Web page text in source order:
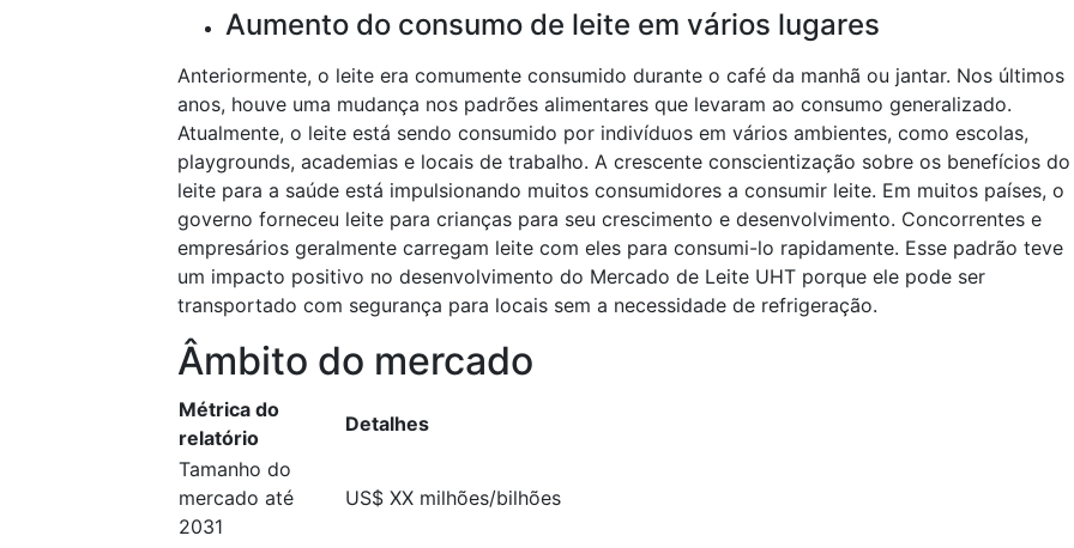
Aumento do consumo de leite em vários lugares
Anteriormente, o leite era comumente consumido durante o café da manhã ou jantar. Nos últimos
anos, houve uma mudança nos padrões alimentares que levaram ao consumo generalizado.
Atualmente, o leite está sendo consumido por indivíduos em vários ambientes, como escolas,
playgrounds, academias e locais de trabalho. A crescente conscientização sobre os benefícios do
leite para a saúde está impulsionando muitos consumidores a consumir leite. Em muitos países, o
governo forneceu leite para crianças para seu crescimento e desenvolvimento. Concorrentes e
empresários geralmente carregam leite com eles para consumi-lo rapidamente. Esse padrão teve
um impacto positivo no desenvolvimento do Mercado de Leite UHT porque ele pode ser
transportado com segurança para locais sem a necessidade de refrigeração.
Âmbito do mercado
Métrica do
relatório
Detalhes
Tamanho do
mercado até
2031
US$ XX milhões/bilhões